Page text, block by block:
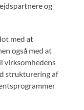
og
med at
også med at
virksomhedens
strukturering af